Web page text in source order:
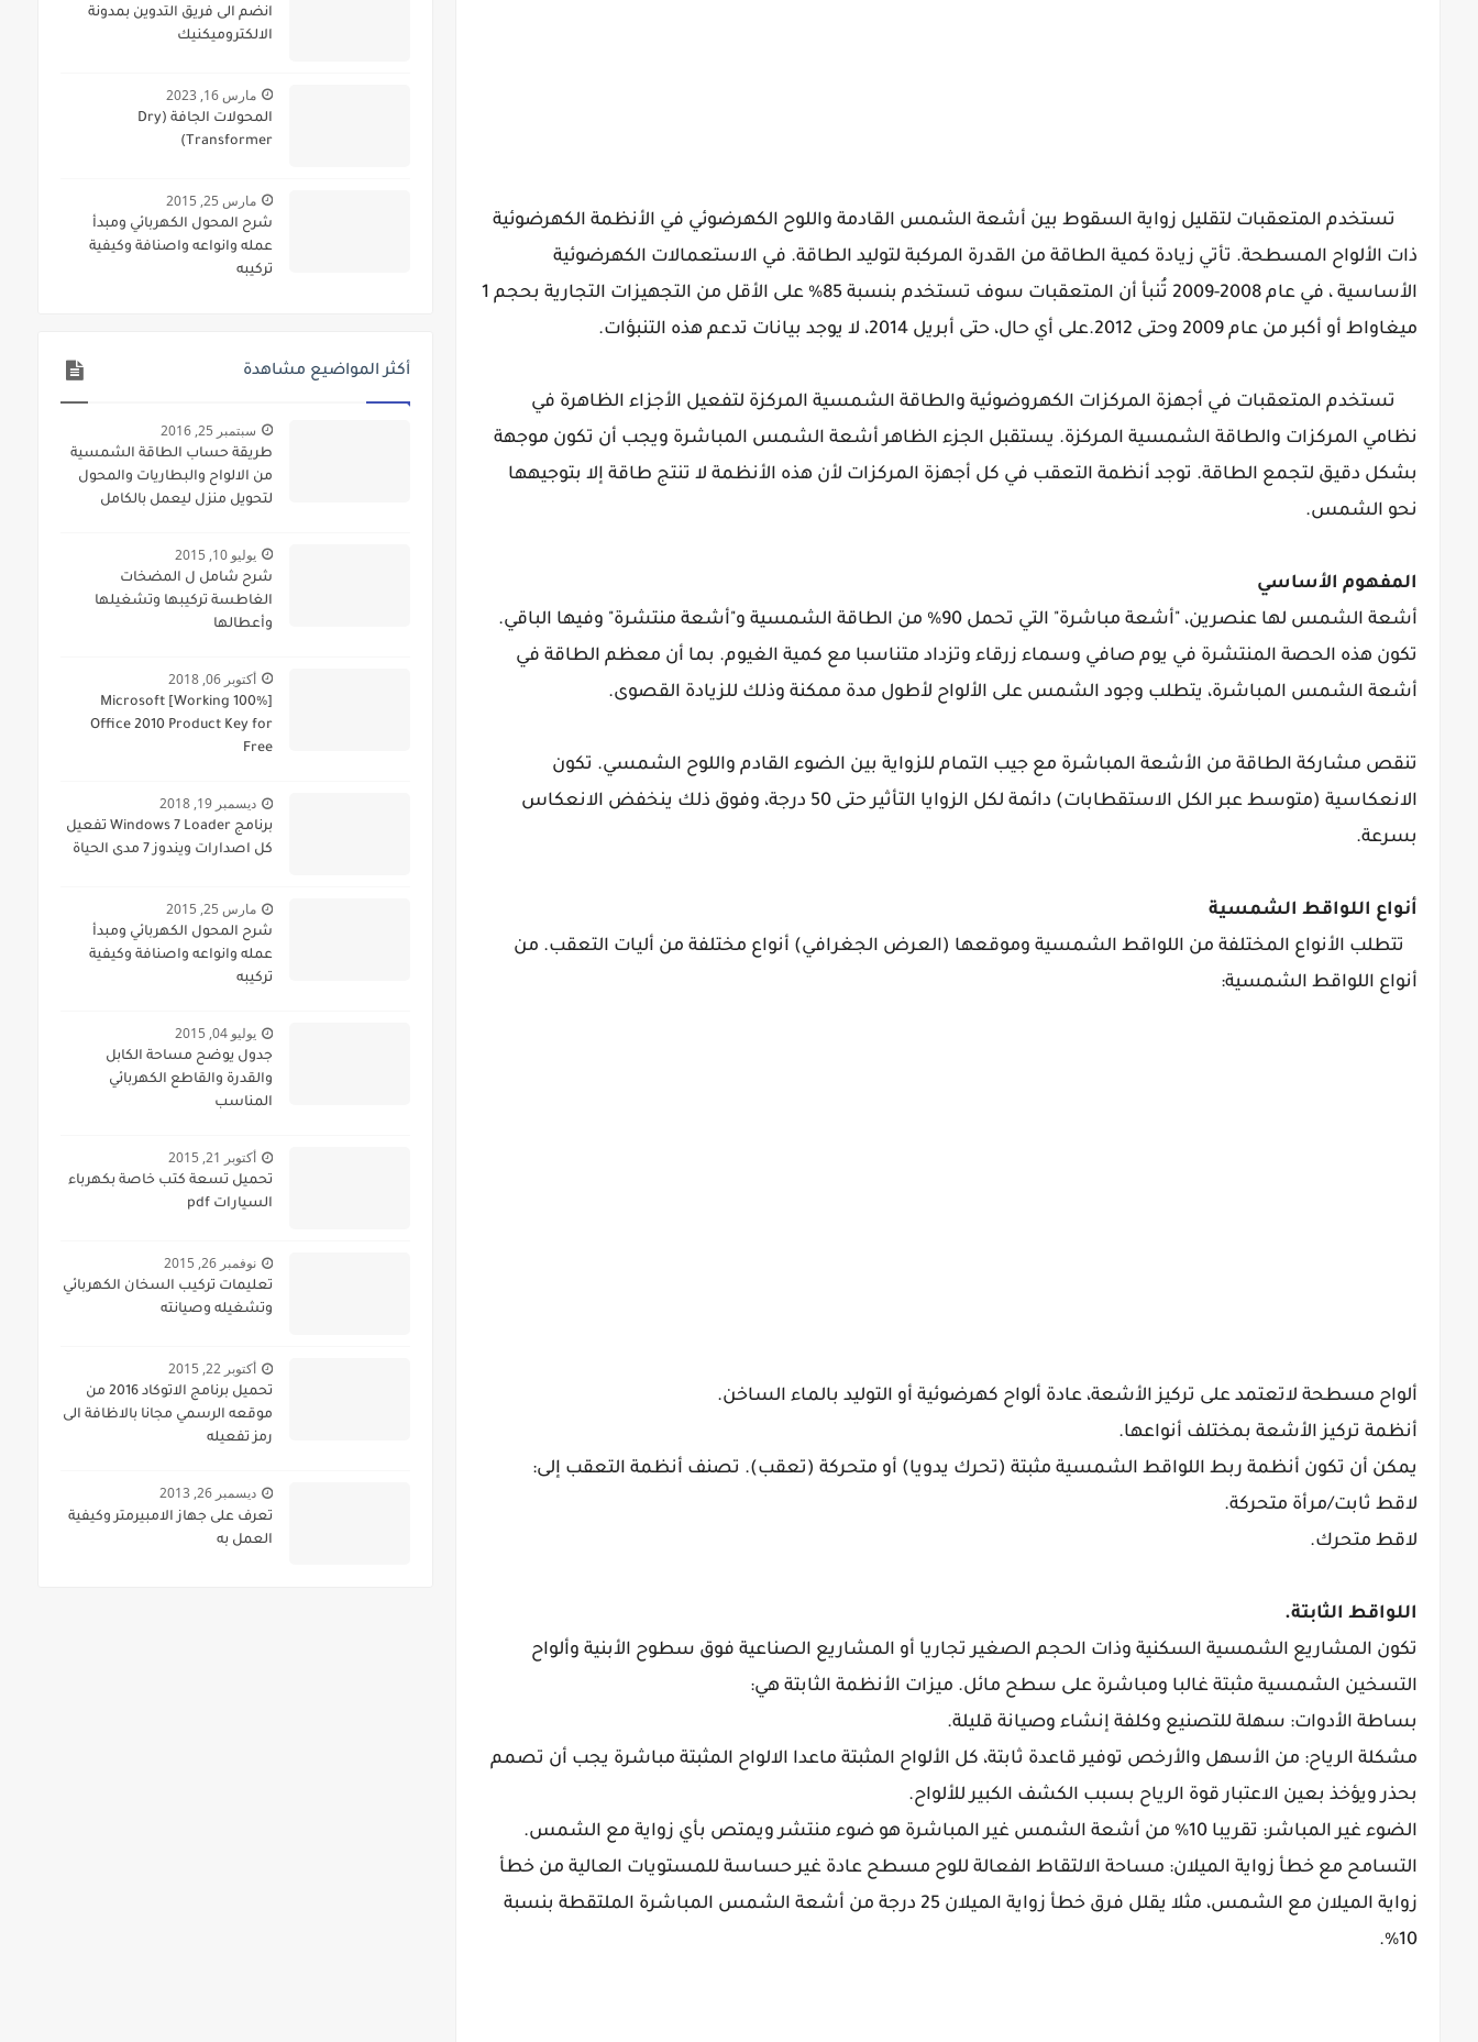
تستخدم المتعقبات لتقليل زواية السقوط بين أشعة الشمس القادمة واللوح الكهرضوئي في الأنظمة الكهرضوئية
ذات الألواح المسطحة. تأتي زيادة كمية الطاقة من القدرة المركبة لتوليد الطاقة. في الاستعمالات الكهرضوئية
الأساسية ، في عام 2008-2009 تُنبأ أن المتعقبات سوف تستخدم بنسبة 85% على الأقل من التجهيزات التجارية بحجم 1
ميغاواط أو أكبر من عام 2009 وحتى 2012.على أي حال، حتى أبريل 2014، لا يوجد بيانات تدعم هذه التنبؤات.
تستخدم المتعقبات في أجهزة المركزات الكهروضوئية والطاقة الشمسية المركزة لتفعيل الأجزاء الظاهرة في
نظامي المركزات والطاقة الشمسية المركزة. يستقبل الجزء الظاهر أشعة الشمس المباشرة ويجب أن تكون موجهة
بشكل دقيق لتجمع الطاقة. توجد أنظمة التعقب في كل أجهزة المركزات لأن هذه الأنظمة لا تنتج طاقة إلا بتوجيهها
نحو الشمس.
المفهوم الأساسي
أشعة الشمس لها عنصرين، "أشعة مباشرة" التي تحمل 90% من الطاقة الشمسية و"أشعة منتشرة" وفيها الباقي.
تكون هذه الحصة المنتشرة في يوم صافي وسماء زرقاء وتزداد متناسبا مع كمية الغيوم. بما أن معظم الطاقة في
أشعة الشمس المباشرة، يتطلب وجود الشمس على الألواح لأطول مدة ممكنة وذلك للزيادة القصوى.
تنقص مشاركة الطاقة من الأشعة المباشرة مع جيب التمام للزواية بين الضوء القادم واللوح الشمسي. تكون
الانعكاسية (متوسط عبر الكل الاستقطابات) دائمة لكل الزوايا التأثير حتى 50 درجة، وفوق ذلك ينخفض الانعكاس
بسرعة.
أنواع اللواقط الشمسية
تتطلب الأنواع المختلفة من اللواقط الشمسية وموقعها (العرض الجغرافي) أنواع مختلفة من أليات التعقب. من
أنواع اللواقط الشمسية:
ألواح مسطحة لاتعتمد على تركيز الأشعة، عادة ألواح كهرضوئية أو التوليد بالماء الساخن.
أنظمة تركيز الأشعة بمختلف أنواعها.
يمكن أن تكون أنظمة ربط اللواقط الشمسية مثبتة (تحرك يدويا) أو متحركة (تعقب). تصنف أنظمة التعقب إلى:
لاقط ثابت/مرأة متحركة.
لاقط متحرك.
اللواقط الثابتة.
تكون المشاريع الشمسية السكنية وذات الحجم الصغير تجاريا أو المشاريع الصناعية فوق سطوح الأبنية وألواح
التسخين الشمسية مثبتة غالبا ومباشرة على سطح مائل. ميزات الأنظمة الثابتة هي:
بساطة الأدوات: سهلة للتصنيع وكلفة إنشاء وصيانة قليلة.
مشكلة الرياح: من الأسهل والأرخص توفير قاعدة ثابتة، كل الألواح المثبتة ماعدا الالواح المثبتة مباشرة يجب أن تصمم
بحذر ويؤخذ بعين الاعتبار قوة الرياح بسبب الكشف الكبير للألواح.
الضوء غير المباشر: تقريبا 10% من أشعة الشمس غير المباشرة هو ضوء منتشر ويمتص بأي زواية مع الشمس.
التسامح مع خطأ زواية الميلان: مساحة الالتقاط الفعالة للوح مسطح عادة غير حساسة للمستويات العالية من خطأ
زواية الميلان مع الشمس، مثلا يقلل فرق خطأ زواية الميلان 25 درجة من أشعة الشمس المباشرة الملتقطة بنسبة
10%.
انضم الى فريق التدوين بمدونة
الالكتروميكنيك
مارس 16, 2023
المحولات الجافة (Dry
Transformer)
مارس 25, 2015
شرح المحول الكهربائي ومبدأ
عمله وانواعه واصنافة وكيفية
تركيبه
أكثر المواضيع مشاهدة
سبتمبر 25, 2016
طريقة حساب الطاقة الشمسية
من الالواح والبطاريات والمحول
لتحويل منزل ليعمل بالكامل
يوليو 10, 2015
شرح شامل ل المضخات
الغاطسة تركيبها وتشغيلها
وأعطالها
أكتوبر 06, 2018
[100% Working] Microsoft
Office 2010 Product Key for
Free
ديسمبر 19, 2018
برنامج Windows 7 Loader تفعيل
كل اصدارات ويندوز 7 مدى الحياة
مارس 25, 2015
شرح المحول الكهربائي ومبدأ
عمله وانواعه واصنافة وكيفية
تركيبه
يوليو 04, 2015
جدول يوضح مساحة الكابل
والقدرة والقاطع الكهربائي
المناسب
أكتوبر 21, 2015
تحميل تسعة كتب خاصة بكهرباء
السيارات pdf
نوفمبر 26, 2015
تعليمات تركيب السخان الكهربائي
وتشغيله وصيانته
أكتوبر 22, 2015
تحميل برنامج الاتوكاد 2016 من
موقعه الرسمي مجانا بالاظافة الى
رمز تفعيله
ديسمبر 26, 2013
تعرف على جهاز الامبيرمتر وكيفية
العمل به